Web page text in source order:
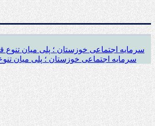
سرمایه اجتماعی خوزستان ؛ پلی میان